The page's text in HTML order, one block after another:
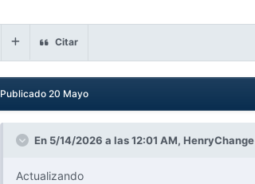
Citar
Publicado 20 Mayo
En 5/14/2026 a las 12:01 AM, HenryChange
Actualizando